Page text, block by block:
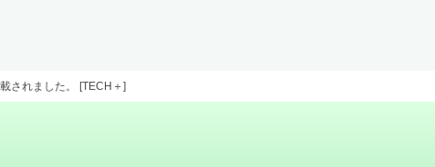
されました。 [TECH＋]